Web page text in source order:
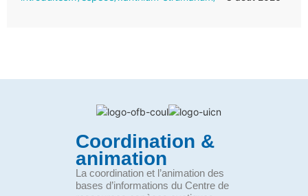
Coordination &
animation
La coordination et l’animation des
bases d’informations du Centre de